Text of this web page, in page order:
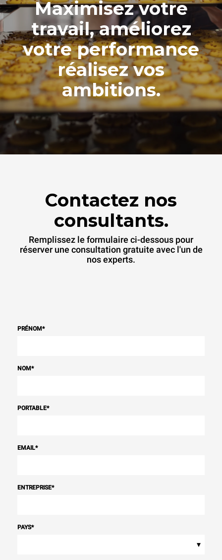
Maximisez votre
travail, améliorez
votre performance
réalisez vos
ambitions.
Contactez nos
consultants.
Remplissez le formulaire ci-dessous pour
réserver une consultation gratuite avec l'un de
nos experts.
PRÉNOM*
NOM*
PORTABLE*
EMAIL*
ENTREPRISE*
PAYS*
▾